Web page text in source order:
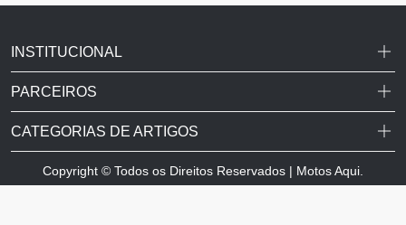
INSTITUCIONAL
PARCEIROS
CATEGORIAS DE ARTIGOS
Copyright © Todos os Direitos Reservados | Motos Aqui.